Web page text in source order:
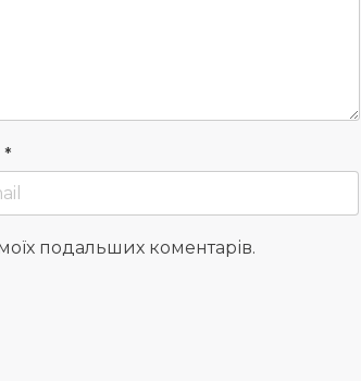
*
подальших коментарів.